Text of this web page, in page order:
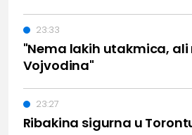
"Nema lakih utakmica, ali
Vojvodina"
23:33
Ribakina sigurna u
23:27